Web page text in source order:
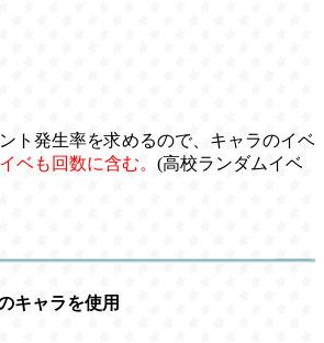
ト発生率を求めるので、キャラのイベ
ベも回数に含む。 (高校ランダムイベ
キャラを使用